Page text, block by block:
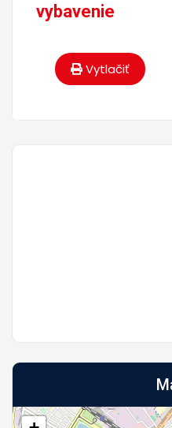
vybavenie
Vytlačiť